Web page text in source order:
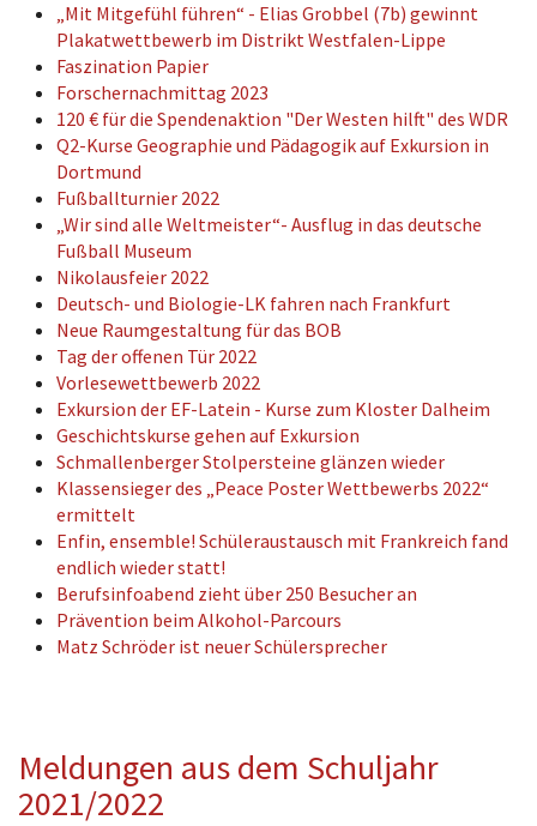
„Mit Mitgefühl führen“ - Elias Grobbel (7b) gewinnt
Plakatwettbewerb im Distrikt Westfalen-Lippe
Faszination Papier
Forschernachmittag 2023
120 € für die Spendenaktion "Der Westen hilft" des WDR
Q2-Kurse Geographie und Pädagogik auf Exkursion in
Dortmund
Fußballturnier 2022
„Wir sind alle Weltmeister“- Ausflug in das deutsche
Fußball Museum
Nikolausfeier 2022
Deutsch- und Biologie-LK fahren nach Frankfurt
Neue Raumgestaltung für das BOB
Tag der offenen Tür 2022
Vorlesewettbewerb 2022
Exkursion der EF-Latein - Kurse zum Kloster Dalheim
Geschichtskurse gehen auf Exkursion
Schmallenberger Stolpersteine glänzen wieder
Klassensieger des „Peace Poster Wettbewerbs 2022“
ermittelt
Enfin, ensemble! Schüleraustausch mit Frankreich fand
endlich wieder statt!
Berufsinfoabend zieht über 250 Besucher an
Prävention beim Alkohol-Parcours
Matz Schröder ist neuer Schülersprecher
Meldungen aus dem Schuljahr
2021/2022